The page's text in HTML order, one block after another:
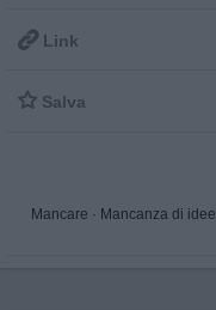
 Link
 Salva
Mancare · Mancanza di idee